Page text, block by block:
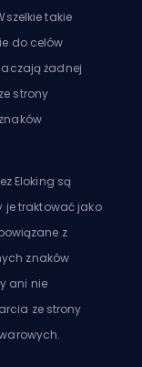
takie
do celów
żadnej
strony
Eloking są
je traktować jako
z
znaków
ani nie
ze strony